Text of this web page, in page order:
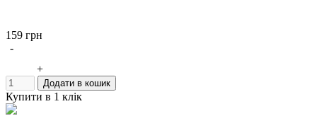
159 грн
-
+
Додати в кошик
Купити в 1 клік